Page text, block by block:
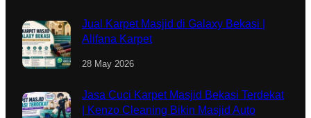
Jual Karpet Masjid di Galaxy Bekasi |
Alifana Karpet
28 May 2026
Jasa Cuci Karpet Masjid Bekasi Terdekat
| Kenzo Cleaning Bikin Masjid Auto